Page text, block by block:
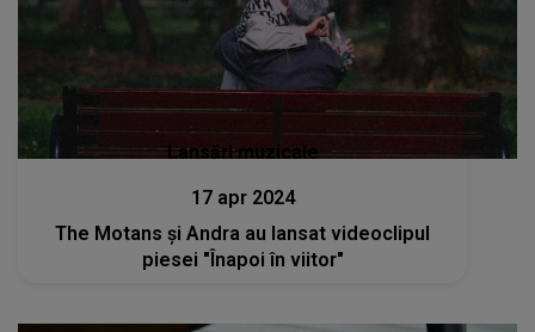
Lansări muzicale
17 apr 2024
The Motans și Andra au lansat videoclipul
piesei "Înapoi în viitor"